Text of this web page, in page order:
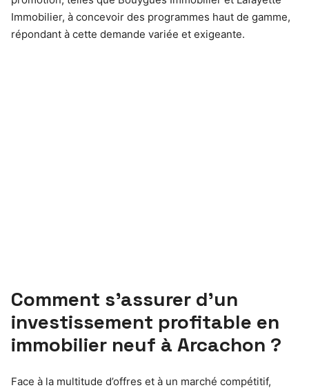
Immobilier, à concevoir des programmes haut de gamme,
répondant à cette demande variée et exigeante.
Comment s’assurer d’un
investissement profitable en
immobilier neuf à Arcachon ?
Face à la multitude d’offres et à un marché compétitif,